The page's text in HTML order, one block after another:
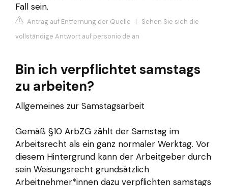
Fall sein.
Antrag auf Entfernung der Quelle | Sehen Sie sich die
vollständige Antwort auf personio.de an
Bin ich verpflichtet samstags
zu arbeiten?
Allgemeines zur Samstagsarbeit
Gemäß §10 ArbZG zählt der Samstag im
Arbeitsrecht als ein ganz normaler Werktag. Vor
diesem Hintergrund kann der Arbeitgeber durch
sein Weisungsrecht grundsätzlich
Arbeitnehmer*innen dazu verpflichten samstags